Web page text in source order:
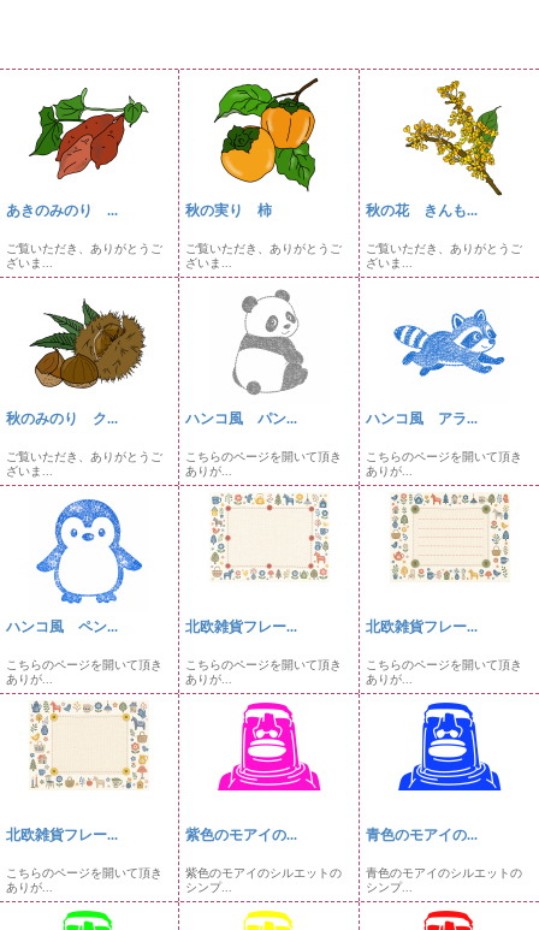
あきのみのり ...
ご覧いただき、ありがとうご
ざいま...
秋の実り 柿
ご覧いただき、ありがとうご
ざいま...
秋の花 きんも...
ご覧いただき、ありがとうご
ざいま...
秋のみのり ク...
ご覧いただき、ありがとうご
ざいま...
ハンコ風 パン...
こちらのページを開いて頂き
ありが...
ハンコ風 アラ...
こちらのページを開いて頂き
ありが...
ハンコ風 ペン...
こちらのページを開いて頂き
ありが...
北欧雑貨フレー...
こちらのページを開いて頂き
ありが...
北欧雑貨フレー...
こちらのページを開いて頂き
ありが...
北欧雑貨フレー...
こちらのページを開いて頂き
ありが...
紫色のモアイの...
紫色のモアイのシルエットの
シンプ...
青色のモアイの...
青色のモアイのシルエットの
シンプ...